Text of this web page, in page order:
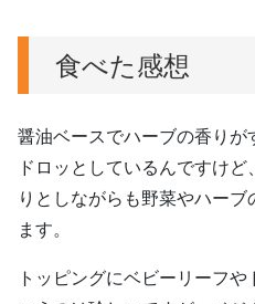
食べた感想
醤油ベースでハーブの香りが
ドロッとしているんですけ
りとしながらも野菜やハー
ます。
トッピングにベビーリーフ